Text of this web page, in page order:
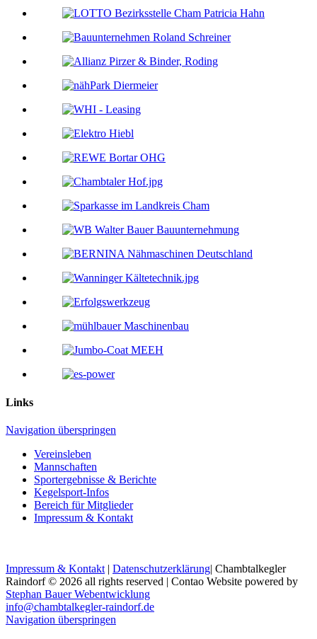
Links
Navigation überspringen
Vereinsleben
Mannschaften
Sportergebnisse & Berichte
Kegelsport-Infos
Bereich für Mitglieder
Impressum & Kontakt
Am Sportplatz 2, 93486 Runding
Routenplanung
Google Maps kann auf dieser Seite nicht richtig
geladen werden.
Impressum & Kontakt | Datenschutzerklärung| Chambtalkegler
Raindorf © 2026 all rights reserved | Contao Website powered by
Stephan Bauer Webentwicklung
info@chambtalkegler-raindorf.de
Navigation überspringen